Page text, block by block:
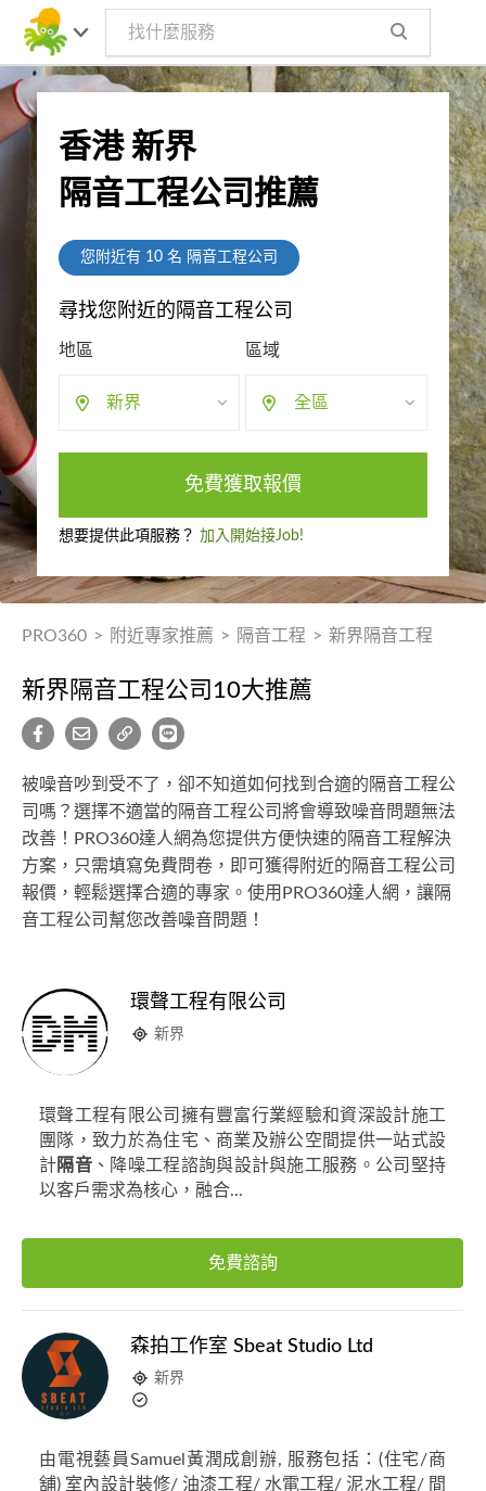
香港 新界
隔音工程公司推薦
您附近有 10名 隔音工程公司
尋找您附近的隔音工程公司
地區
新界
區域
全區
免費獲取報價
想要提供此項服務？ 加入開始接Job!
PRO360 > 附近專家推薦 > 隔音工程 > 新界隔音工程
新界隔音工程公司10大推薦
被噪音吵到受不了，卻不知道如何找到合適的隔音工程公
司嗎？選擇不適當的隔音工程公司將會導致噪音問題無法
改善！PRO360達人網為您提供方便快速的隔音工程解決
方案，只需填寫免費問卷，即可獲得附近的隔音工程公司
報價，輕鬆選擇合適的專家。使用PRO360達人網，讓隔
音工程公司幫您改善噪音問題！
環聲工程有限公司
新界
環聲工程有限公司擁有豐富行業經驗和資深設計施工
團隊，致力於為住宅、商業及辦公空間提供一站式設
計隔音、降噪工程諮詢與設計與施工服務。公司堅持
以客戶需求為核心，融合...
免費諮詢
森拍工作室 Sbeat Studio Ltd
新界
由電視藝員Samuel黃潤成創辦, 服務包括：(住宅/商
舖) 室內設計裝修/ 油漆工程/ 水電工程/ 泥水工程/ 間